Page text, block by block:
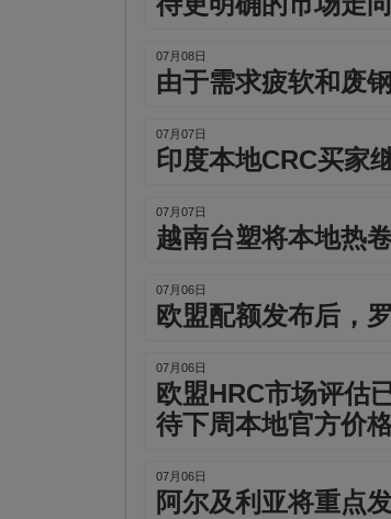
07月08日
由于需求疲软和废
07月07日
印度本地CRC买家
07月07日
越南台塑将本地热
07月06日
欧盟配额发布后，
07月06日
欧盟HRC市场评估
待下周本地官方价
07月06日
阿尔及利亚将重点